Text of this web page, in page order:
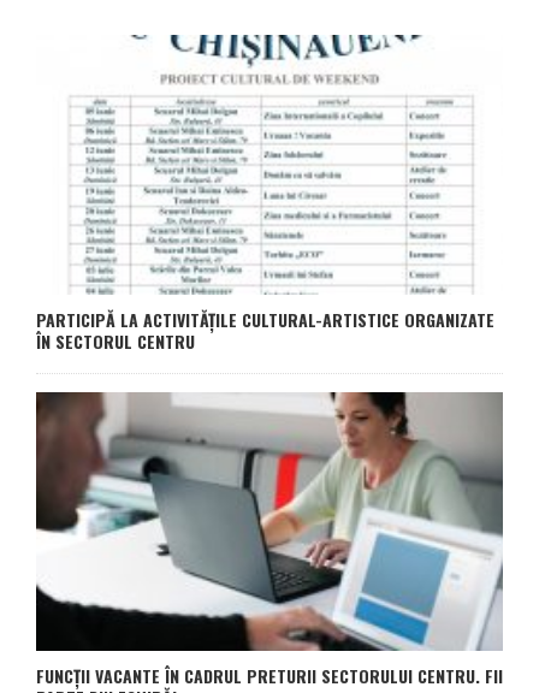
PARTICIPĂ LA ACTIVITĂȚILE CULTURAL-ARTISTICE ORGANIZATE
ÎN SECTORUL CENTRU
FUNCȚII VACANTE ÎN CADRUL PRETURII SECTORULUI CENTRU. FII